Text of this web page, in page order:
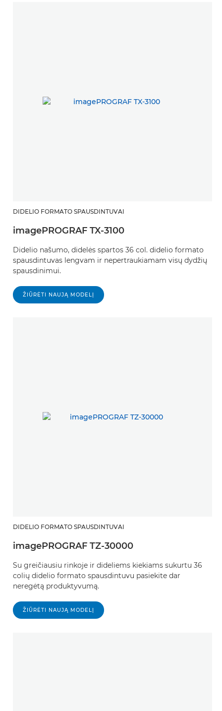
DIDELIO FORMATO SPAUSDINTUVAI
imagePROGRAF TX-3100
Didelio našumo, didelės spartos 36 col. didelio formato
spausdintuvas lengvam ir nepertraukiamam visų dydžių
spausdinimui.
ŽIŪRĖTI NAUJĄ MODELĮ
DIDELIO FORMATO SPAUSDINTUVAI
imagePROGRAF TZ-30000
Su greičiausiu rinkoje ir dideliems kiekiams sukurtu 36
colių didelio formato spausdintuvu pasiekite dar
neregėtą produktyvumą.
ŽIŪRĖTI NAUJĄ MODELĮ